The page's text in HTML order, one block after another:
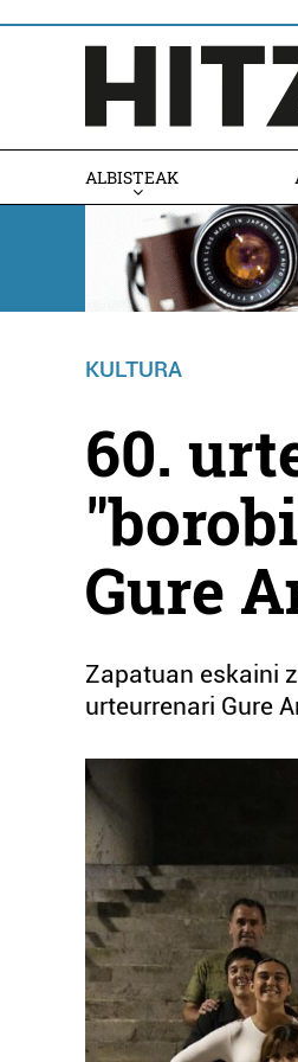
ALBISTEAK
KULTURA
60.
Gure
Zapatuan eskaini
urteurrenari Gure